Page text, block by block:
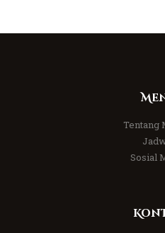
Tentang
Sosial